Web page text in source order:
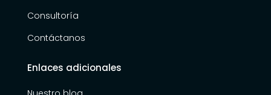
Consultoría
Contáctanos
Enlaces adicionales